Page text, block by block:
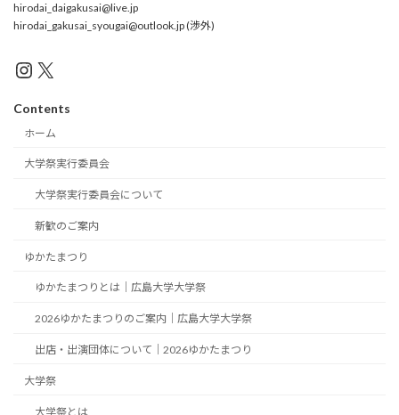
hirodai_daigakusai@live.jp
hirodai_gakusai_syougai@outlook.jp (渉外)
Instagram
X
Contents
ホーム
大学祭実行委員会
大学祭実行委員会について
新歓のご案内
ゆかたまつり
ゆかたまつりとは｜広島大学大学祭
2026ゆかたまつりのご案内｜広島大学大学祭
出店・出演団体について｜2026ゆかたまつり
大学祭
大学祭とは